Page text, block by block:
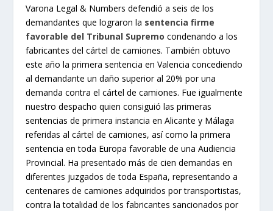
Varona Legal & Numbers defendió a seis de los
demandantes que lograron la sentencia firme
favorable del Tribunal Supremocondenando a los
fabricantes del cártel de camiones. También obtuvo
este año la primera sentencia en Valencia concediendo
al demandante un daño superior al 20% por una
demanda contra el cártel de camiones. Fue igualmente
nuestro despacho quien consiguió las primeras
sentencias de primera instancia en Alicante y Málaga
referidas al cártel de camiones, así como la primera
sentencia en toda Europa favorable de una Audiencia
Provincial. Ha presentado más de cien demandas en
diferentes juzgados de toda España, representando a
centenares de camiones adquiridos por transportistas,
contra la totalidad de los fabricantes sancionados por